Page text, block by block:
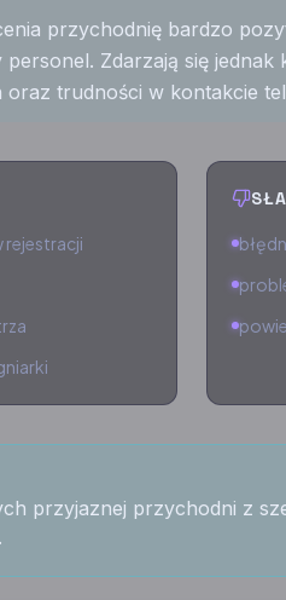
przychodnię bardzo
Zdarzają się jednak
oraz trudności w kontakcie
rejestracji
przyjaznej przychodni z